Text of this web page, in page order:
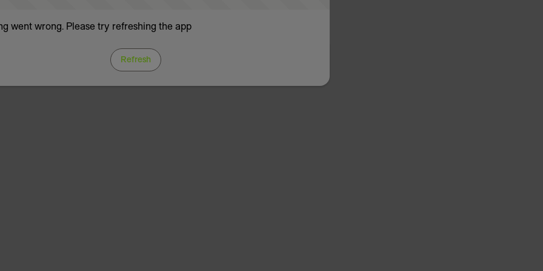
went wrong. Please try refreshing the app
Refresh